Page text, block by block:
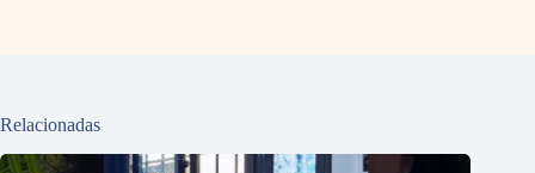
Relacionadas